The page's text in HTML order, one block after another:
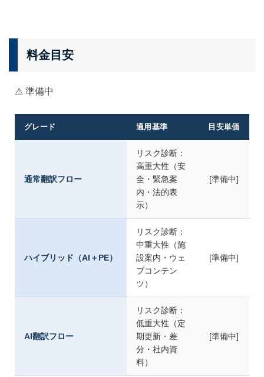
料金目安
⚠ 準備中
グレード 適用基準 目安単価
通常翻訳フロー
リスク診断：
高重大性（安
全・緊急案
内・法的表
示）
[準備中]
ハイブリッド（AI＋PE）
リスク診断：
中重大性（施
設案内・ウェ
ブコンテン
ツ）
[準備中]
AI翻訳フロー
リスク診断：
低重大性（定
期更新・差
分・社内資
料）
[準備中]